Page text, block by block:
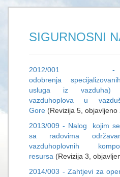
SIGURNOSNI
2012/001 -
odobrenja
usluga iz vazduha)
vazduhoplova u
Gore (Revizija 5,
2013/009 - Nalog kojim
sa radovima
vazduhoplovnih
resursa (Revizija 3,
2014/003 - Zahtjevi za